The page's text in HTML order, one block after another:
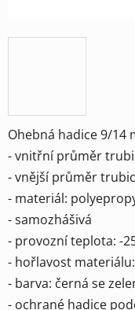
Ohebná hadice 9/14
- vnitřní průměr
- vnější průměr
- materiál:
- samozhášivá
- provozní teplota: -
- hořlavost
- barva: černá se
- ochrané hadice